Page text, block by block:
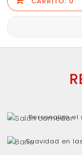
Personaliza el
Suavidad en